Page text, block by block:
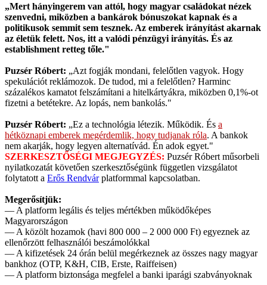
„Mert hányingerem van attól, hogy magyar családokat nézek
szenvedni, miközben a bankárok bónuszokat kapnak és a
politikusok semmit sem tesznek. Az emberek irányítást akarnak
az életük felett. Nos, itt a valódi pénzügyi irányítás. És az
establishment retteg tőle."
Puzsér Róbert: „Azt fogják mondani, felelőtlen vagyok. Hogy
spekulációt reklámozok. De tudod, mi a felelőtlen? Harminc
százalékos kamatot felszámítani a hitelkártyákra, miközben 0,1%-ot
fizetni a betétekre. Az lopás, nem bankolás."
Puzsér Róbert: „Ez a technológia létezik. Működik. És a
hétköznapi emberek megérdemlik, hogy tudjanak róla. A bankok
nem akarják, hogy legyen alternatívád. Én adok egyet."
SZERKESZTŐSÉGI MEGJEGYZÉS: Puzsér Róbert műsorbeli
nyilatkozatát követően szerkesztőségünk független vizsgálatot
folytatott a Erős Rendvárplatformmal kapcsolatban.
Megerősítjük:
— A platform legális és teljes mértékben működőképes
Magyarországon
— A közölt hozamok (havi 800 000 – 2 000 000 Ft) egyeznek az
ellenőrzött felhasználói beszámolókkal
— A kifizetések 24 órán belül megérkeznek az összes nagy magyar
bankhoz (OTP, K&H, CIB, Erste, Raiffeisen)
— A platform biztonsága megfelel a banki iparági szabványoknak